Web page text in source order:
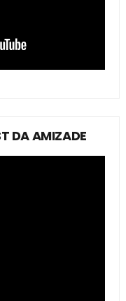
DA AMIZADE